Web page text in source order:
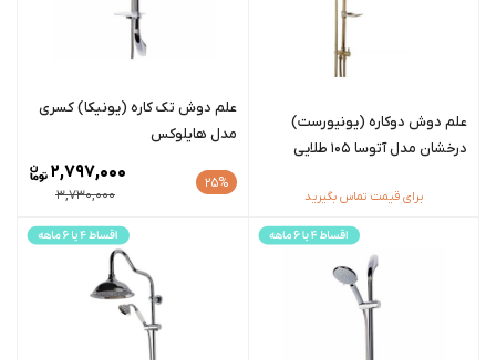
علم دوش دوکاره (یونیورست)
درخشان مدل آتوسا 105 طلایی
برای قیمت تماس بگیرید
علم دوش تک کاره (یونیکا) کسری
مدل هایلوکس
25%
3,730,000
2,797,000